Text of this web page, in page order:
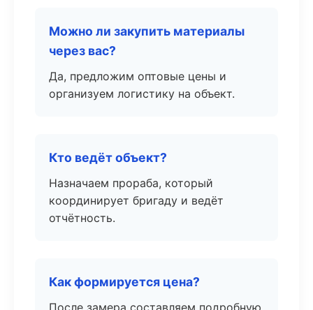
Можно ли закупить материалы
через вас?
Да, предложим оптовые цены и
организуем логистику на объект.
Кто ведёт объект?
Назначаем прораба, который
координирует бригаду и ведёт
отчётность.
Как формируется цена?
После замера составляем подробную